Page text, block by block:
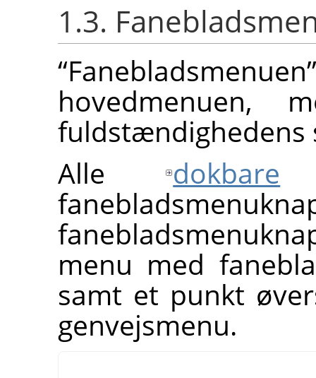
1.3.
“Fanebladsmenuen”
fuldstændighedens
Alle
dokbare
menu med
samt et punkt
genvejsmenu.